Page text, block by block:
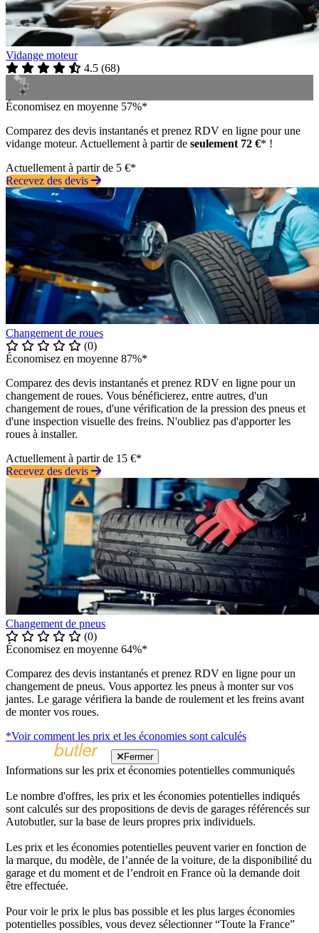
Vidange moteur
4.5 (68)
Économisez en moyenne 57%*
Comparez des devis instantanés et prenez RDV en ligne pour une
vidange moteur. Actuellement à partir de seulement 72 €* !
Actuellement à partir de 5 €*
Recevez des devis
Changement de roues
(0)
Économisez en moyenne 87%*
Comparez des devis instantanés et prenez RDV en ligne pour un
changement de roues. Vous bénéficierez, entre autres, d'un
changement de roues, d'une vérification de la pression des pneus et
d'une inspection visuelle des freins. N'oubliez pas d'apporter les
roues à installer.
Actuellement à partir de 15 €*
Recevez des devis
Changement de pneus
(0)
Économisez en moyenne 64%*
Comparez des devis instantanés et prenez RDV en ligne pour un
changement de pneus. Vous apportez les pneus à monter sur vos
jantes. Le garage vérifiera la bande de roulement et les freins avant
de monter vos roues.
*Voir comment les prix et les économies sont calculés
Fermer
Informations sur les prix et économies potentielles communiqués
Le nombre d'offres, les prix et les économies potentielles indiqués
sont calculés sur des propositions de devis de garages référencés sur
Autobutler, sur la base de leurs propres prix individuels.
Les prix et les économies potentielles peuvent varier en fonction de
la marque, du modèle, de l’année de la voiture, de la disponibilité du
garage et du moment et de l’endroit en France où la demande doit
être effectuée.
Pour voir le prix le plus bas possible et les plus larges économies
potentielles possibles, vous devez sélectionner “Toute la France”